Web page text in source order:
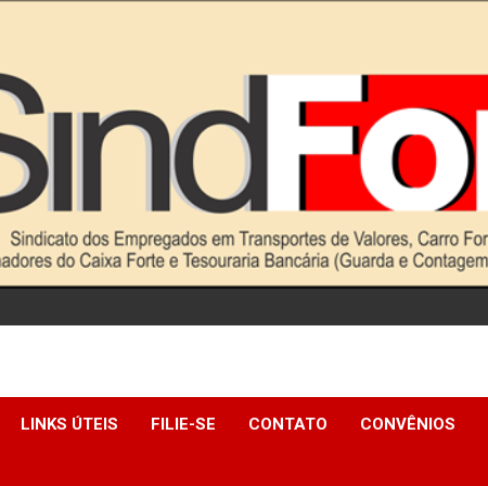
LINKS ÚTEIS FILIE-SE CONTATO CONVÊNIOS